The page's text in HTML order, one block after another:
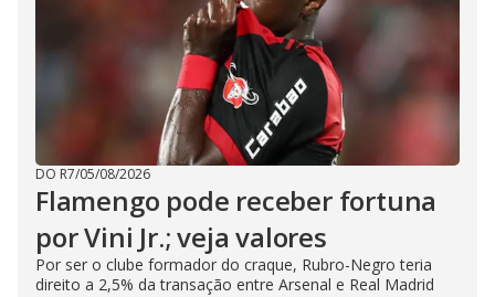
DO R7/05/08/2026
Flamengo pode receber fortuna
por Vini Jr.; veja valores
Por ser o clube formador do craque, Rubro-Negro teria
direito a 2,5% da transação entre Arsenal e Real Madrid